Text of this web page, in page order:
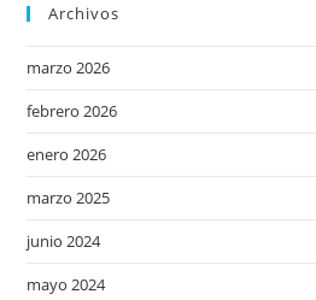
Archivos
marzo 2026
febrero 2026
enero 2026
marzo 2025
junio 2024
mayo 2024